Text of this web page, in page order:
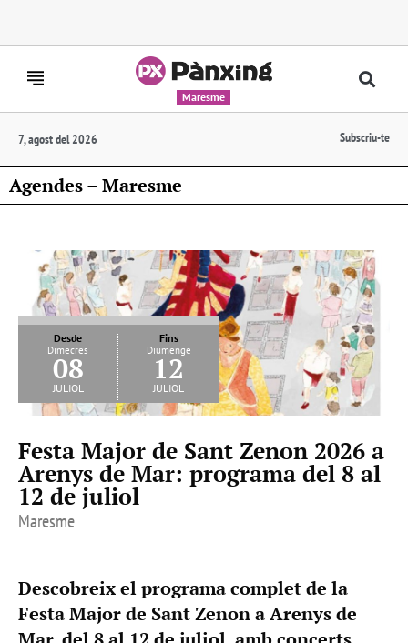
Maresme
7, agost del 2026 Subscriu-te
Agendes – Maresme
Desde
Dimecres
08
juliol
Fins
Diumenge
12
juliol
Festa Major de Sant Zenon 2026 a
Arenys de Mar: programa del 8 al
12 de juliol
Maresme
Descobreix el programa complet de la
Festa Major de Sant Zenon a Arenys de